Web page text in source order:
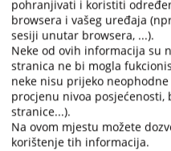
and
select
a
date.
Press
the
question
mark
and
a
the
pohranjivati i koristiti
browsera i vašeg uređaja
sesiji unutar browsera, ...).
Neke od ovih informacija su
stranica ne bi mogla
neke nisu prijeko
procjenu nivoa posjećenosti,
stranice...).
Na ovom mjestu možete
korištenje tih informacija.